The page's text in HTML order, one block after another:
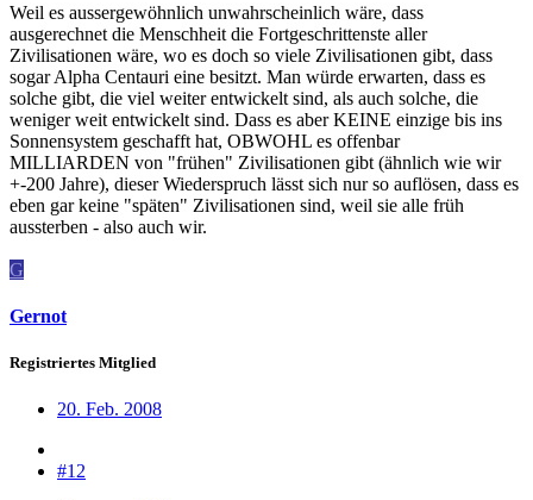
Weil es aussergewöhnlich unwahrscheinlich wäre, dass
ausgerechnet die Menschheit die Fortgeschrittenste aller
Zivilisationen wäre, wo es doch so viele Zivilisationen gibt, dass
sogar Alpha Centauri eine besitzt. Man würde erwarten, dass es
solche gibt, die viel weiter entwickelt sind, als auch solche, die
weniger weit entwickelt sind. Dass es aber KEINE einzige bis ins
Sonnensystem geschafft hat, OBWOHL es offenbar
MILLIARDEN von "frühen" Zivilisationen gibt (ähnlich wie wir
+-200 Jahre), dieser Wiederspruch lässt sich nur so auflösen, dass es
eben gar keine "späten" Zivilisationen sind, weil sie alle früh
aussterben - also auch wir.
G
Gernot
Registriertes Mitglied
20. Feb. 2008
#12